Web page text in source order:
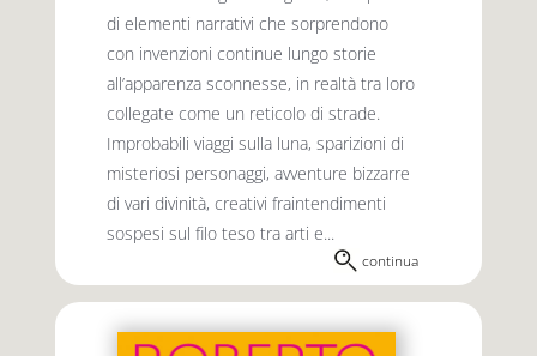
di elementi narrativi che sorprendono
con invenzioni continue lungo storie
all’apparenza sconnesse, in realtà tra loro
collegate come un reticolo di strade.
Improbabili viaggi sulla luna, sparizioni di
misteriosi personaggi, avventure bizzarre
di vari divinità, creativi fraintendimenti
sospesi sul filo teso tra arti e...
continua